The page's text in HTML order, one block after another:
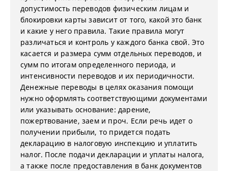
допустимость переводов физическим лицам и
блокировки карты зависит от того, какой это банк
и какие у него правила. Такие правила могут
различаться и контроль у каждого банка свой. Это
касается и размера сумм отдельных переводов, и
сумм по итогам определенного периода, и
интенсивности переводов и их периодичности.
Денежные переводы в целях оказания помощи
нужно оформлять соответствующими документами
или указывать основание: дарение,
пожертвование, заем и проч. Если речь идет о
получении прибыли, то придется подать
декларацию в налоговую инспекцию и уплатить
налог. После подачи декларации и уплаты налога,
а также после предоставления в банк документов